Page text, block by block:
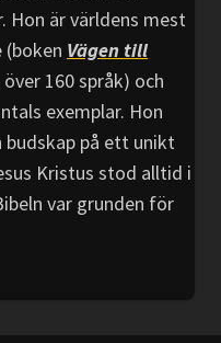
Hon är världens mest
Vägen till
160 språk) och
exemplar. Hon
budskap på ett unikt
Kristus stod alltid i
var grunden för